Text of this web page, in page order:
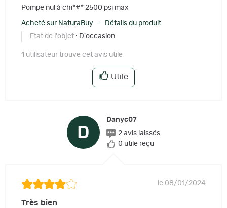
Pompe nul à chi*#* 2500 psi max
Acheté sur NaturaBuy – Détails du produit
Etat de l'objet : D'occasion
1 utilisateur trouve cet avis utile
Utile
D
Danyc07
2 avis laissés
0 utile reçu
le 08/01/2024
Très bien